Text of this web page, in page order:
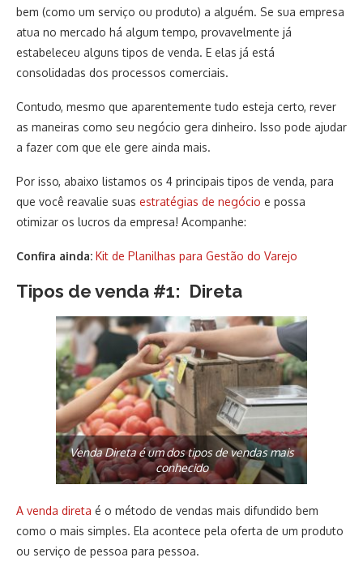
bem (como um serviço ou produto) a alguém. Se sua empresa
atua no mercado há algum tempo, provavelmente já
estabeleceu alguns tipos de venda. E elas já está
consolidadas dos processos comerciais.
Contudo, mesmo que aparentemente tudo esteja certo, rever
as maneiras como seu negócio gera dinheiro. Isso pode ajudar
a fazer com que ele gere ainda mais.
Por isso, abaixo listamos os 4 principais tipos de venda, para
que você reavalie suas estratégias de negócio e possa
otimizar os lucros da empresa! Acompanhe:
Confira ainda: Kit de Planilhas para Gestão do Varejo
Tipos de venda #1: Direta
Venda Direta é um dos tipos de vendas mais
conhecido
A venda direta é o método de vendas mais difundido bem
como o mais simples. Ela acontece pela oferta de um produto
ou serviço de pessoa para pessoa.